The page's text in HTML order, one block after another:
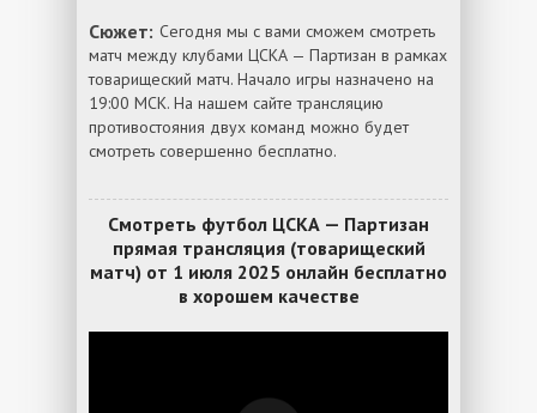
Сюжет: Сегодня мы с вами сможем смотреть
матч между клубами ЦСКА — Партизан в рамках
товарищеский матч. Начало игры назначено на
19:00 МСК. На нашем сайте трансляцию
противостояния двух команд можно будет
смотреть совершенно бесплатно.
Смотреть футбол ЦСКА — Партизан
прямая трансляция (товарищеский
матч) от 1 июля 2025 онлайн бесплатно
в хорошем качестве